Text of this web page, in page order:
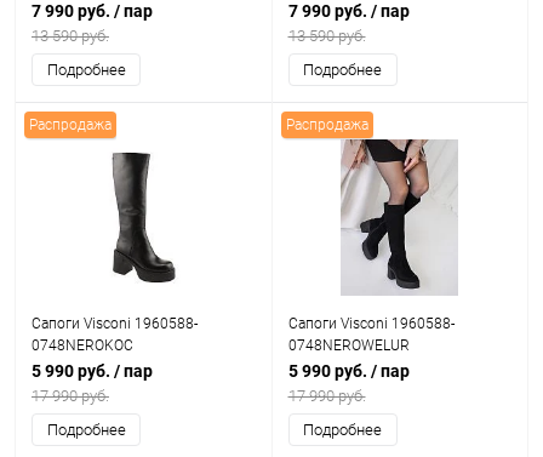
7 990 руб. / пар
13 590 руб.
Подробнее
7 990 руб. / пар
13 590 руб.
Подробнее
Распродажа
Сапоги Visconi 1960588-
0748NEROKOC
5 990 руб. / пар
17 990 руб.
Подробнее
Распродажа
Сапоги Visconi 1960588-
0748NEROWELUR
5 990 руб. / пар
17 990 руб.
Подробнее